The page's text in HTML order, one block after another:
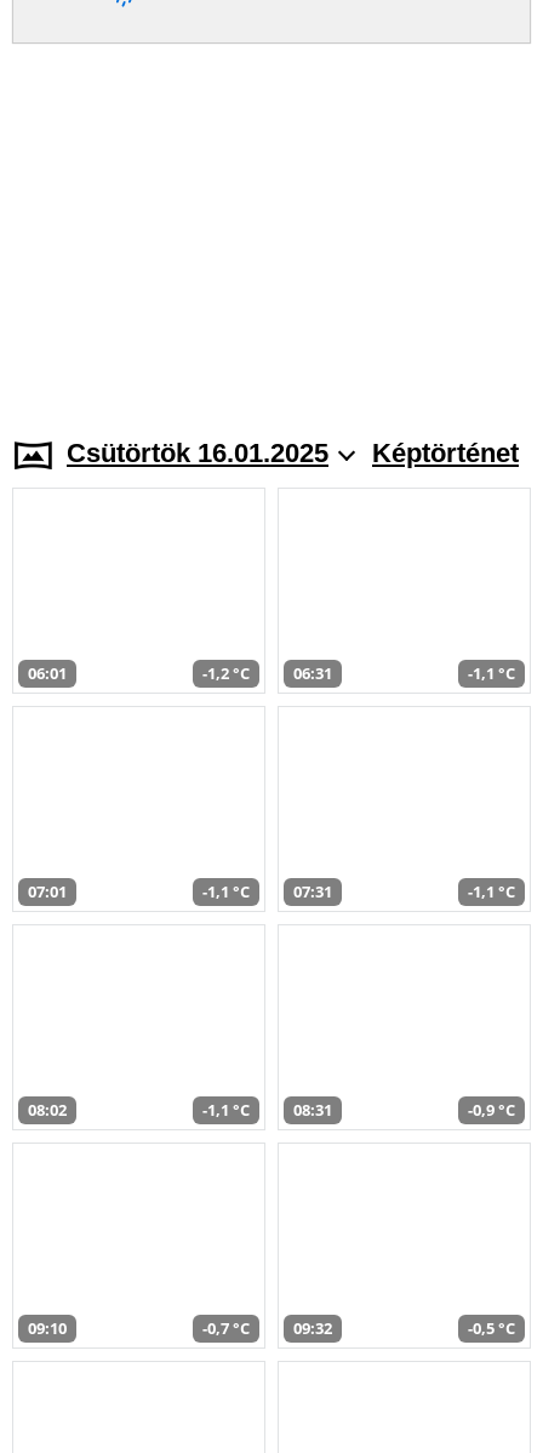
Csütörtök 16.01.2025 Képtörténet
06:01 -1,2 °C 06:31 -1,1 °C
07:01 -1,1 °C 07:31 -1,1 °C
08:02 -1,1 °C 08:31 -0,9 °C
09:10 -0,7 °C 09:32 -0,5 °C